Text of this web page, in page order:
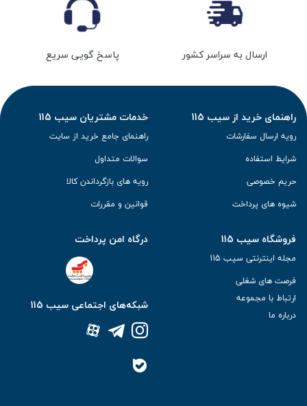
ارسال به سراسر کشور پاسخ گویی سریع
راهنمای خرید از سیب 115
رویه ارسال سفارشات
شرایط استفاده
حریم خصوصی
شیوه های پرداخت
خدمات مشتریان سیب 115
راهنمای جامع خرید از سایت
سوالات متداول
رویه های بازگرداندن کالا
قوانین و مقررات
فروشگاه سیب 115
مجله اینترنتی سیب 115
فرصت های شغلی
ارتباط با مجموعه
درباره ما
درگاه امن پرداخت
شبکه‌های اجتماعی سیب 115